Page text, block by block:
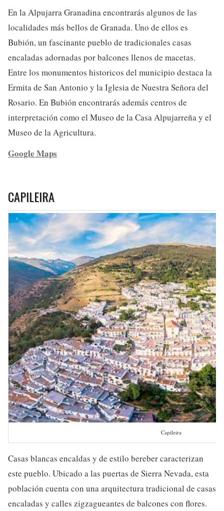
En la Alpujarra Granadina encontrarás algunos de las
localidades más bellos de Granada. Uno de ellos es
Bubión, un fascinante pueblo de tradicionales casas
encaladas adornadas por balcones llenos de macetas.
Entre los monumentos historicos del municipio destaca la
Ermita de San Antonio y la Iglesia de Nuestra Señora del
Rosario. En Bubión encontrarás además centros de
interpretación como el Museo de la Casa Alpujarreña y el
Museo de la Agricultura.
Google Maps
CAPILEIRA
Capileira
Casas blancas encaldas y de estilo bereber caracterizan
este pueblo. Ubicado a las puertas de Sierra Nevada, esta
población cuenta con una arquitectura tradicional de casas
encaladas y calles zigzagueantes de balcones con flores.